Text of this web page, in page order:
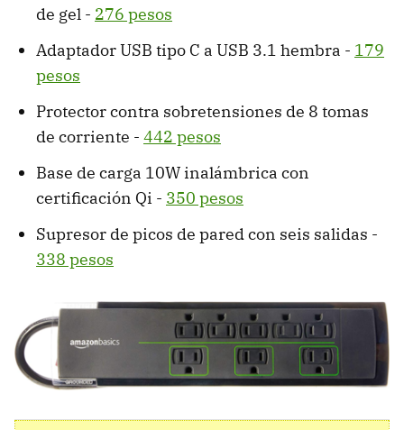
de gel - 276 pesos
Adaptador USB tipo C a USB 3.1 hembra - 179
pesos
Protector contra sobretensiones de 8 tomas
de corriente - 442 pesos
Base de carga 10W inalámbrica con
certificación Qi - 350 pesos
Supresor de picos de pared con seis salidas -
338 pesos